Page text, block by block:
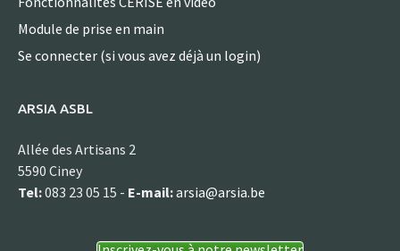
Module de prise en main
Se connecter (si vous avez déjà un login)
ARSIA ASBL
Allée des Artisans 2
5590 Ciney
Tel:083 23 05 15 - E-mail:arsia@arsia.be